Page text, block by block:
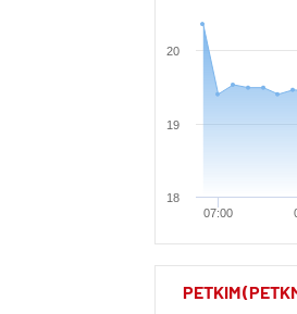
07:00
18
19
20
PETKIM